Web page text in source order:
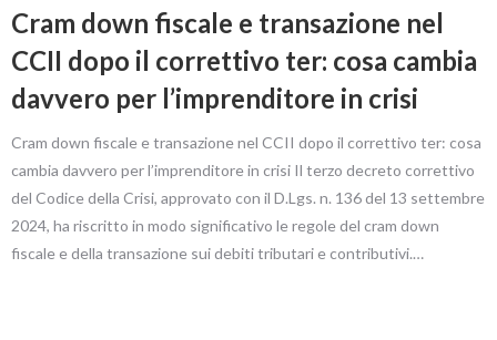
Cram down fiscale e transazione nel
CCII dopo il correttivo ter: cosa cambia
davvero per l’imprenditore in crisi
Cram down fiscale e transazione nel CCII dopo il correttivo ter: cosa
cambia davvero per l’imprenditore in crisi Il terzo decreto correttivo
del Codice della Crisi, approvato con il D.Lgs. n. 136 del 13 settembre
2024, ha riscritto in modo significativo le regole del cram down
fiscale e della transazione sui debiti tributari e contributivi.…